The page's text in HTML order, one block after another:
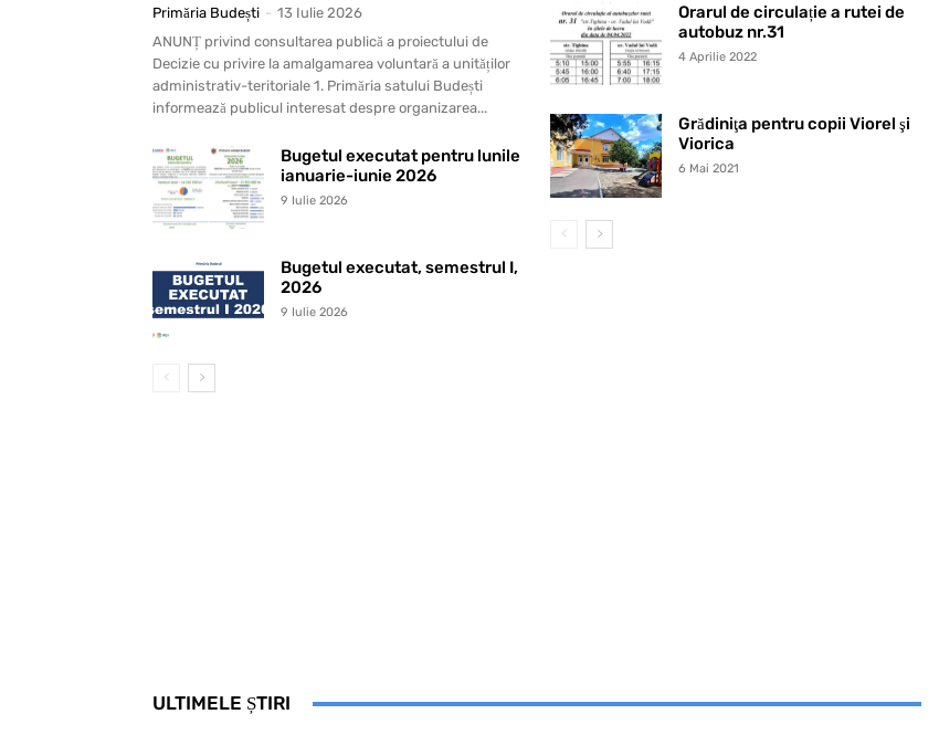
Primăria Budești - 13 Iulie 2026
ANUNȚ privind consultarea publică a proiectului de
Decizie cu privire la amalgamarea voluntară a unităților
administrativ-teritoriale 1. Primăria satului Budești
informează publicul interesat despre organizarea...
Bugetul executat pentru lunile
ianuarie-iunie 2026
9 Iulie 2026
Bugetul executat, semestrul I,
2026
9 Iulie 2026
Orarul de circulație a rutei de
autobuz nr.31
4 Aprilie 2022
Grădiniţa pentru copii Viorel şi
Viorica
6 Mai 2021
ULTIMELE ȘTIRI